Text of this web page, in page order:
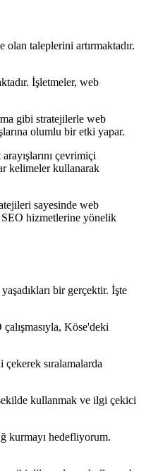
taleplerini artırmaktadır.
İşletmeler, web
gibi stratejilerle web
olumlu bir etki yapar.
çevrimiçi
kelimeler kullanarak
sayesinde web
SEO hizmetlerine yönelik
bir gerçektir. İşte
Köse'deki
sıralamalarda
kullanmak ve ilgi çekici
kurmayı hedefliyorum.